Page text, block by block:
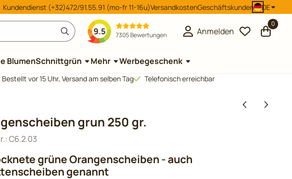
Kundendienst (+32)472/91.55.91 (mo-fr 11-16u)VersandkostenGeschäftskunden DE
9.5 7305 Bewertungen Anmelden
0
BlumenSchnittgrün Mehr Werbegeschenk
Bestellt vor 15 Uhr, Versand am selben Tag
Telefonisch erreichbar
grun 250 gr.
C6.2.03
grüne Orangenscheiben - auch
genannt